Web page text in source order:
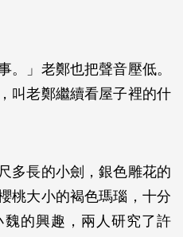
。」老鄭也把聲音壓低。
叫老鄭繼續看屋子裡的什
多長的小劍，銀色雕花的
桃大小的褐色瑪瑙，十分
的興趣，兩人研究了許